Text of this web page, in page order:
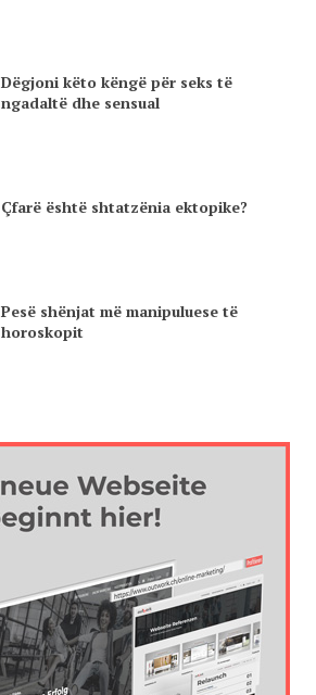
Dëgjoni këto këngë për seks të
ngadaltë dhe sensual
Çfarë është shtatzënia ektopike?
Pesë shënjat më manipuluese të
horoskopit